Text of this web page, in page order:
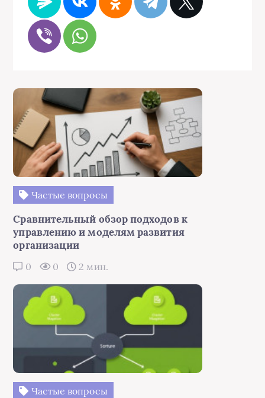
Частые вопросы
Сравнительный обзор подходов к
управлению и моделям развития
организации
0 0 2 мин.
Частые вопросы